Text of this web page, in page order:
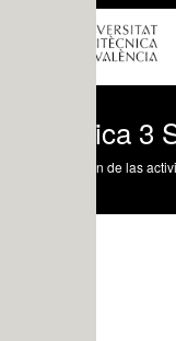
3
de las actividades